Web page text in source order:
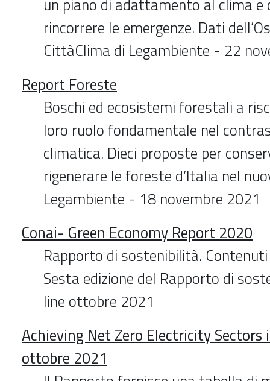
rincorrere le emergenze. Dati
CittàClima di Legambiente - 22
Report Foreste
Boschi ed ecosistemi forestali a
loro ruolo fondamentale nel
climatica. Dieci proposte per
rigenerare le foreste d’Italia nel
Legambiente - 18 novembre 2021
Conai- Green Economy Report 2020
Rapporto di sostenibilità.
Sesta edizione del Rapporto di
line ottobre 2021
Achieving Net Zero Electricity Sectors
ottobre 2021